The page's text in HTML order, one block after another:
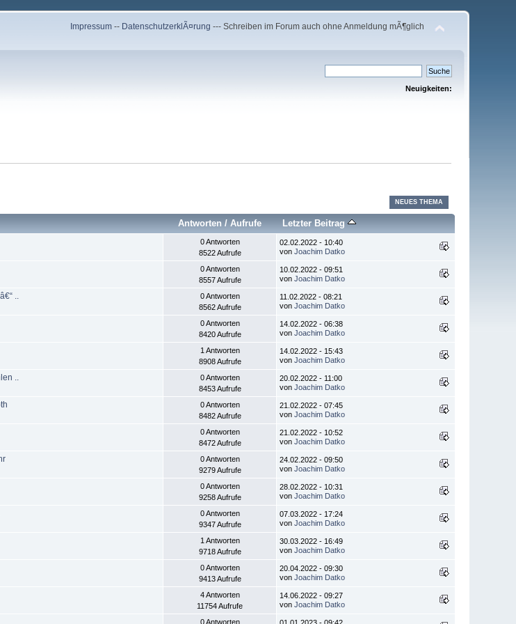
Impressum -- DatenschutzerklÃ¤rung --- Schreiben im Forum auch ohne Anmeldung mÃ¶glich
Neuigkeiten:
NEUES THEMA
Antworten/ Aufrufe Letzter Beitrag
0 Antworten
8522 Aufrufe
02.02.2022 - 10:40
vonJoachim Datko
0 Antworten
8557 Aufrufe
10.02.2022 - 09:51
vonJoachim Datko
..
0 Antworten
8562 Aufrufe
11.02.2022 - 08:21
vonJoachim Datko
0 Antworten
8420 Aufrufe
14.02.2022 - 06:38
vonJoachim Datko
1 Antworten
8908 Aufrufe
14.02.2022 - 15:43
vonJoachim Datko
..
0 Antworten
8453 Aufrufe
20.02.2022 - 11:00
vonJoachim Datko
0 Antworten
8482 Aufrufe
21.02.2022 - 07:45
vonJoachim Datko
0 Antworten
8472 Aufrufe
21.02.2022 - 10:52
vonJoachim Datko
0 Antworten
9279 Aufrufe
24.02.2022 - 09:50
vonJoachim Datko
0 Antworten
9258 Aufrufe
28.02.2022 - 10:31
vonJoachim Datko
0 Antworten
9347 Aufrufe
07.03.2022 - 17:24
vonJoachim Datko
1 Antworten
9718 Aufrufe
30.03.2022 - 16:49
vonJoachim Datko
0 Antworten
9413 Aufrufe
20.04.2022 - 09:30
vonJoachim Datko
4 Antworten
11754 Aufrufe
14.06.2022 - 09:27
vonJoachim Datko
0 Antworten 01.01.2023 - 09:42